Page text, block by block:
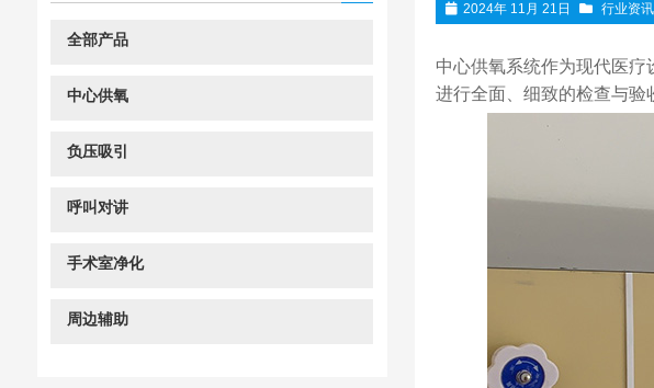
2024年 11月 21日 行业资讯
中心供氧系统作为现代医
进行全面、细致的检查与验
全部产品
中心供氧
负压吸引
呼叫对讲
手术室净化
周边辅助